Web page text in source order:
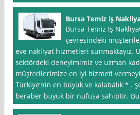
Bursa Temiz iş
Bursa Temiz Iş
çevresindeki
eve nakliyat hizmetleri sunmaktayız.
sektördeki deneyimimiz ve uzman
müşterilerimize en iyi hizmeti
Türkiye’nin en büyük ve kalabalık * .
beraber büyük bir nüfusa sahiptir. Bu